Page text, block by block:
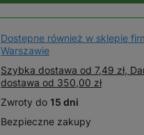
Dostępne również w sklepie
Warszawie
Szybka dostawa od 7,49 zł,
dostawa od 350,00 zł
Zwroty do 15 dni
Bezpieczne zakupy